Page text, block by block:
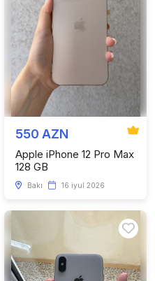
550 AZN
Apple iPhone 12 Pro Max
128 GB
Bakı 16 iyul 2026